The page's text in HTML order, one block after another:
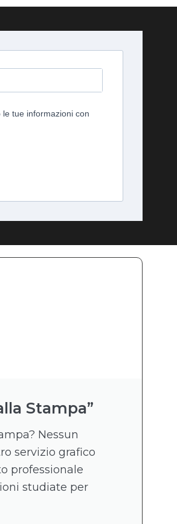
tue informazioni con
Stampa”
Nessun
servizio grafico
professionale
studiate per